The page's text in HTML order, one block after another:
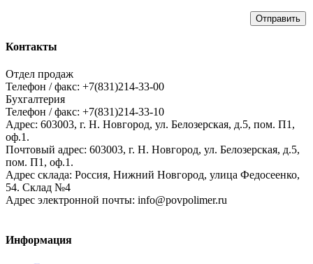
Отправить
Контакты
Отдел продаж
Телефон / факс: +7(831)214-33-00
Бухгалтерия
Телефон / факс: +7(831)214-33-10
Адрес: 603003, г. Н. Новгород, ул. Белозерская, д.5, пом. П1,
оф.1.
Почтовый адрес: 603003, г. Н. Новгород, ул. Белозерская, д.5,
пом. П1, оф.1.
Адрес склада: Россия, Нижний Новгород, улица Федосеенко,
54. Склад №4
Адрес электронной почты: info@povpolimer.ru
Информация